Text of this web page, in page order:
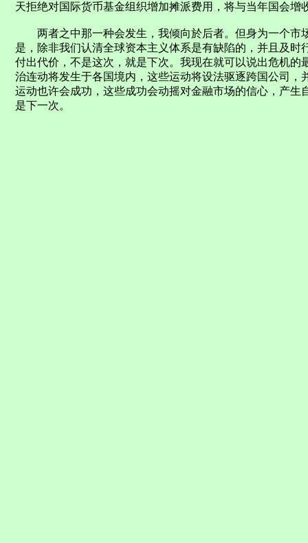
天拒绝对国际货币基金组织增加摊派费用，将与当年国会增
两者之中那一种会发生，我倾向於后者。但身为一个市
是，除非我们认清全球资本主义体系是有缺陷的，并且及
付出代价，不是这次，就是下次。我现在就可以说出危机
治连动将发生于各国境内，这些运动将设法驱逐跨国公司，
运动也许会成功，这些成功会动摇对金融市场的信心，产
是下一次。